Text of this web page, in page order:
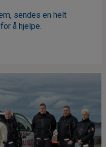
sendes en helt
å hjelpe.